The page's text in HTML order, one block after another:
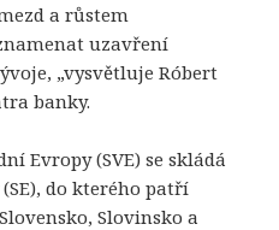
a růstem
uzavření
„vysvětluje Róbert
banky.
Evropy (SVE) se skládá
do kterého patří
Slovinsko a